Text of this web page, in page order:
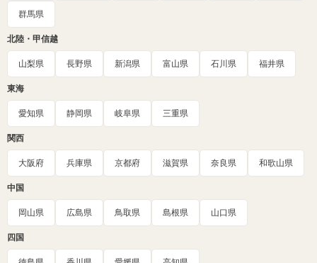
群馬県
北陸・甲信越
山梨県 長野県 新潟県 富山県 石川県 福井県
東海
愛知県 静岡県 岐阜県 三重県
関西
大阪府 兵庫県 京都府 滋賀県 奈良県 和歌山県
中国
岡山県 広島県 鳥取県 島根県 山口県
四国